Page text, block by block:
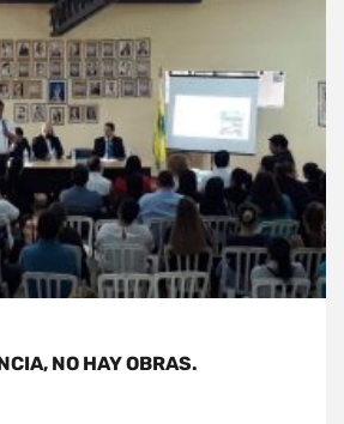
NO HAY OBRAS.